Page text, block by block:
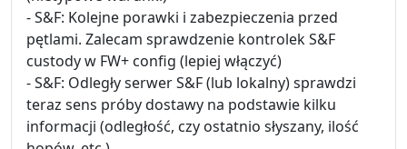
- S&F: Kolejne porawki i zabezpieczenia przed
pętlami. Zalecam sprawdzenie kontrolek S&F
custody w FW+ config (lepiej włączyć)
- S&F: Odległy serwer S&F (lub lokalny) sprawdzi
teraz sens próby dostawy na podstawie kilku
informacji (odległość, czy ostatnio słyszany, ilość